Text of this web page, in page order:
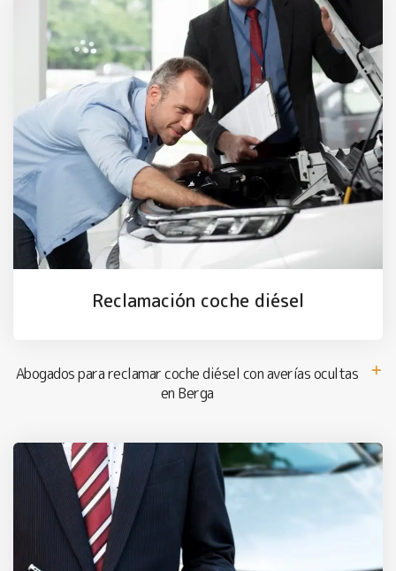
Reclamación coche diésel
Abogados para reclamar coche diésel con averías ocultas
en Berga